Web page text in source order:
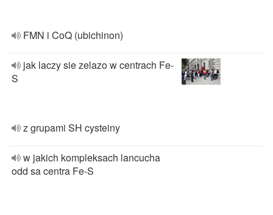
FMN i CoQ (ubichinon)
jak laczy sie zelazo w centrach Fe-
S
z grupami SH cysteiny
w jakich kompleksach lancucha
odd sa centra Fe-S